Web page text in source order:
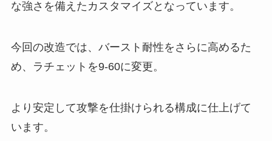
な強さを備えたカスタマイズとなっています。
今回の改造では、バースト耐性をさらに高めるた
め、ラチェットを9-60に変更。
より安定して攻撃を仕掛けられる構成に仕上げて
います。